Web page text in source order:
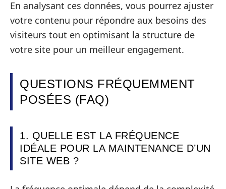
En analysant ces données, vous pourrez ajuster
votre contenu pour répondre aux besoins des
visiteurs tout en optimisant la structure de
votre site pour un meilleur engagement.
QUESTIONS FRÉQUEMMENT
POSÉES (FAQ)
1. QUELLE EST LA FRÉQUENCE
IDÉALE POUR LA MAINTENANCE D’UN
SITE WEB ?